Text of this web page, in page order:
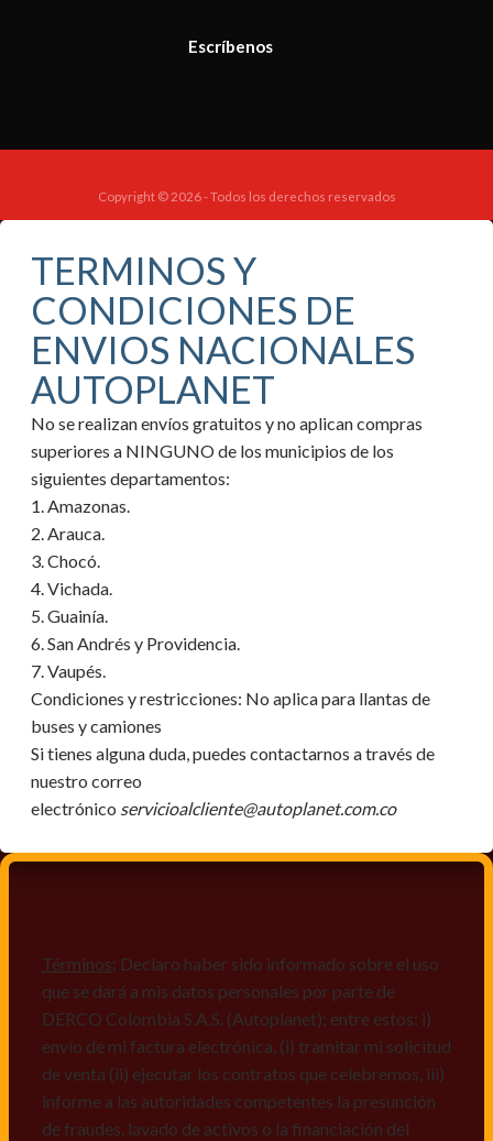
Escríbenos
Copyright © 2026 - Todos los derechos reservados
TERMINOS Y
CONDICIONES DE
ENVIOS NACIONALES
AUTOPLANET
No se realizan envíos gratuitos y no aplican compras
superiores a NINGUNO de los municipios de los
siguientes departamentos:
1. Amazonas.
2. Arauca.
3. Chocó.
4. Vichada.
5. Guainía.
6. San Andrés y Providencia.
7. Vaupés.
Condiciones y restricciones: No aplica para llantas de
buses y camiones
Si tienes alguna duda, puedes contactarnos a través de
nuestro correo
electrónico servicioalcliente@autoplanet.com.co
Términos: Declaro haber sido informado sobre el uso
que se dará a mis datos personales por parte de
DERCO Colombia S.A.S. (Autoplanet); entre estos: i)
envío de mi factura electrónica, (i) tramitar mi solicitud
de venta (ii) ejecutar los contratos que celebremos, iii)
informe a las autoridades competentes la presunción
de fraudes, lavado de activos o la financiación del